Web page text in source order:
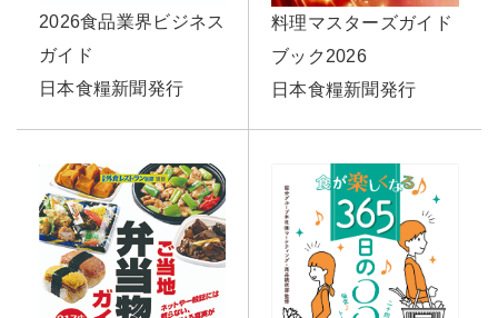
2026食品業界ビジネス
ガイド
日本食糧新聞発行
料理マスターズガイド
ブック2026
日本食糧新聞発行